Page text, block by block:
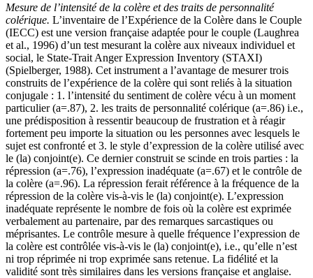
Mesure de l’intensité de la colère et des traits de personnalité
colérique. L’inventaire de l’Expérience de la Colère dans le Couple
(IECC) est une version française adaptée pour le couple (Laughrea
et al., 1996) d’un test mesurant la colère aux niveaux individuel et
social, le State-Trait Anger Expression Inventory (STAXI)
(Spielberger, 1988). Cet instrument a l’avantage de mesurer trois
construits de l’expérience de la colère qui sont reliés à la situation
conjugale : 1. l’intensité du sentiment de colère vécu à un moment
particulier (a=.87), 2. les traits de personnalité colérique (a=.86) i.e.,
une prédisposition à ressentir beaucoup de frustration et à réagir
fortement peu importe la situation ou les personnes avec lesquels le
sujet est confronté et 3. le style d’expression de la colère utilisé avec
le (la) conjoint(e). Ce dernier construit se scinde en trois parties : la
répression (a=.76), l’expression inadéquate (a=.67) et le contrôle de
la colère (a=.96). La répression ferait référence à la fréquence de la
répression de la colère vis-à-vis le (la) conjoint(e). L’expression
inadéquate représente le nombre de fois où la colère est exprimée
verbalement au partenaire, par des remarques sarcastiques ou
méprisantes. Le contrôle mesure à quelle fréquence l’expression de
la colère est contrôlée vis-à-vis le (la) conjoint(e), i.e., qu’elle n’est
ni trop réprimée ni trop exprimée sans retenue. La fidélité et la
validité sont très similaires dans les versions française et anglaise.